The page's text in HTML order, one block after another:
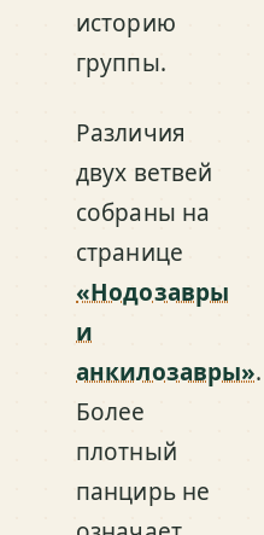
историю
группы.
Различия
двух ветвей
собраны на
странице
«Нодозавры
и
анкилозавры».
Более
плотный
панцирь не